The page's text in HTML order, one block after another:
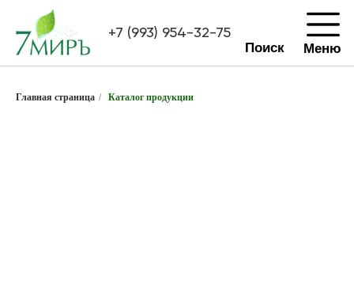
Меню
Поиск
Главная страница / Каталог продукции